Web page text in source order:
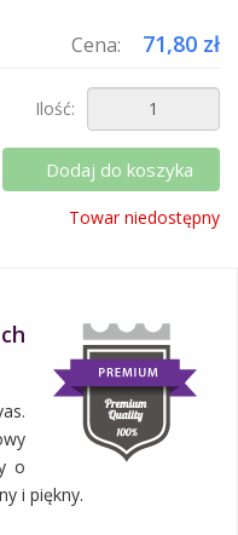
Cena: 71,80 zł
Dodaj do koszyka
Ilość:
Towar niedostępny
o
i piękny.